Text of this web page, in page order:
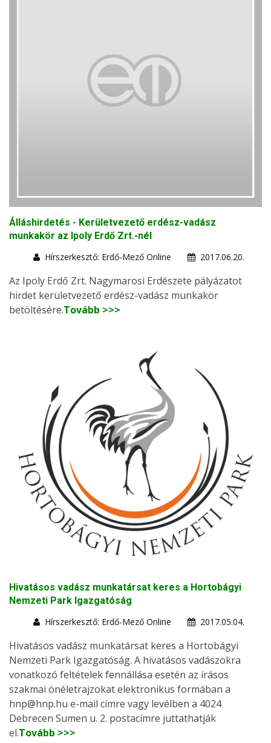
Álláshirdetés - Kerületvezető erdész-vadász
munkakör az Ipoly Erdő Zrt.-nél
Hírszerkesztő: Erdő-Mező Online
2017.06.20.
Az Ipoly Erdő Zrt. Nagymarosi Erdészete pályázatot
hirdet kerületvezető erdész-vadász munkakör
betöltésére.Tovább >>>
Hivatásos vadász munkatársat keres a Hortobágyi
Nemzeti Park Igazgatóság
Hírszerkesztő: Erdő-Mező Online
2017.05.04.
Hivatásos vadász munkatársat keres a Hortobágyi
Nemzeti Park Igazgatóság. A hivatásos vadászokra
vonatkozó feltételek fennállása esetén az írásos
szakmai önéletrajzokat elektronikus formában a
hnp@hnp.hu e-mail címre vagy levélben a 4024
Debrecen Sumen u. 2. postacímre juttathatják
el.Tovább >>>